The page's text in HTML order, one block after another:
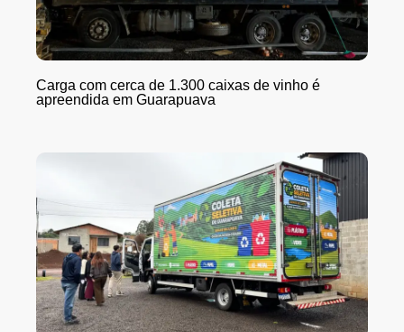
Carga com cerca de 1.300 caixas de vinho é
apreendida em Guarapuava